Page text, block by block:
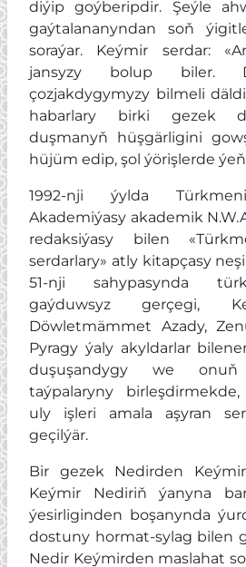
diýip goýberipdir. Şeýle
gaýtalananyndan soň
soraýar. Keýmir serdar:
jansyzy bolup biler.
çozjakdygymyzy bilmeli
habarlary birki gezek
duşmanyň hüşgärligini
hüjüm edip, şol ýörişlerde
1992-nji ýylda
Akademiýasy akademik
redaksiýasy bilen
serdarlary» atly kitapçasy
51-nji sahypasynda
gaýduwsyz gerçegi,
Döwletmämmet Azady,
Pyragy ýaly akyldarlar
duşuşandygy we
taýpalaryny
uly işleri amala aşyran
geçilýär.
Bir gezek Nedirden
Keýmir Nediriň ýanyna
ýesirliginden boşanynda
dostuny hormat-sylag bilen
Nedir Keýmirden maslahat